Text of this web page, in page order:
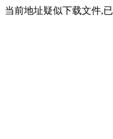
当前地址疑似下载文件,